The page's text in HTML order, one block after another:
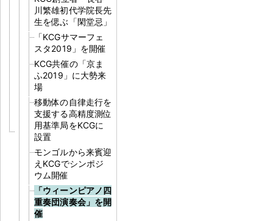
川繁雄初代学院長先
生を偲ぶ「閑堂忌」
「KCGサマーフェ
スタ2019」を開催
KCG共催の「京ま
ふ2019」に大勢来
場
移動体の自律走行を
支援する高精度測位
用基準局をKCGに
設置
モンゴルから来賓迎
えKCGでシンポジ
ウム開催
「ウィーンピアノ四
重奏団演奏会」を開
催